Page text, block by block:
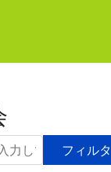
力してください
フィルタ